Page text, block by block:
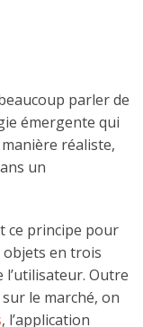
parler de
émergente qui
réaliste,
un
ce principe pour
en trois
l’utilisateur. Outre
le marché, on
, l’application